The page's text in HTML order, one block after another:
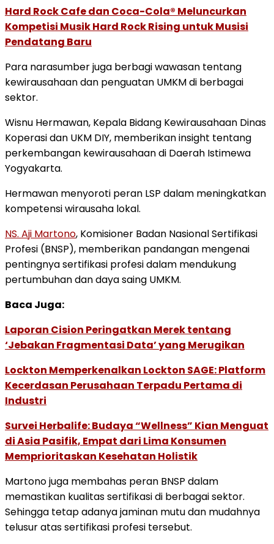
Hard Rock Cafe dan Coca-Cola® Meluncurkan
Kompetisi Musik Hard Rock Rising untuk Musisi
Pendatang Baru
Para narasumber juga berbagi wawasan tentang
kewirausahaan dan penguatan UMKM di berbagai
sektor.
Wisnu Hermawan, Kepala Bidang Kewirausahaan Dinas
Koperasi dan UKM DIY, memberikan insight tentang
perkembangan kewirausahaan di Daerah Istimewa
Yogyakarta.
Hermawan menyoroti peran LSP dalam meningkatkan
kompetensi wirausaha lokal.
NS. Aji Martono, Komisioner Badan Nasional Sertifikasi
Profesi (BNSP), memberikan pandangan mengenai
pentingnya sertifikasi profesi dalam mendukung
pertumbuhan dan daya saing UMKM.
Baca Juga:
Laporan Cision Peringatkan Merek tentang
‘Jebakan Fragmentasi Data’ yang Merugikan
Lockton Memperkenalkan Lockton SAGE: Platform
Kecerdasan Perusahaan Terpadu Pertama di
Industri
Survei Herbalife: Budaya “Wellness” Kian Menguat
di Asia Pasifik, Empat dari Lima Konsumen
Memprioritaskan Kesehatan Holistik
Martono juga membahas peran BNSP dalam
memastikan kualitas sertifikasi di berbagai sektor.
Sehingga tetap adanya jaminan mutu dan mudahnya
telusur atas sertifikasi profesi tersebut.